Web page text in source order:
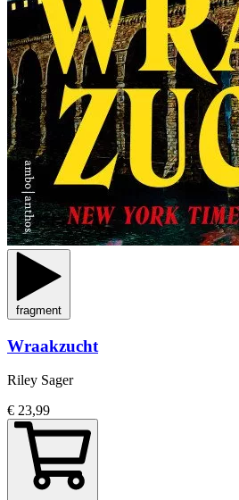
fragment
Wraakzucht
Riley Sager
€ 23,99